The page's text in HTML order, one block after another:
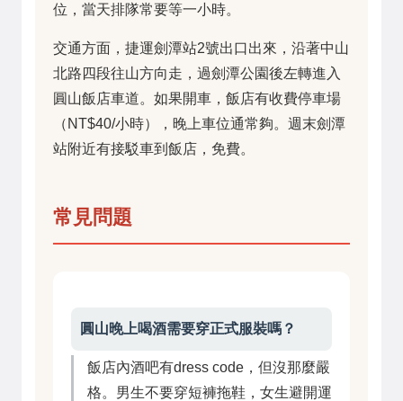
位，當天排隊常要等一小時。
交通方面，捷運劍潭站2號出口出來，沿著中山
北路四段往山方向走，過劍潭公園後左轉進入
圓山飯店車道。如果開車，飯店有收費停車場
（NT$40/小時），晚上車位通常夠。週末劍潭
站附近有接駁車到飯店，免費。
常見問題
圓山晚上喝酒需要穿正式服裝嗎？
飯店內酒吧有dress code，但沒那麼嚴
格。男生不要穿短褲拖鞋，女生避開運